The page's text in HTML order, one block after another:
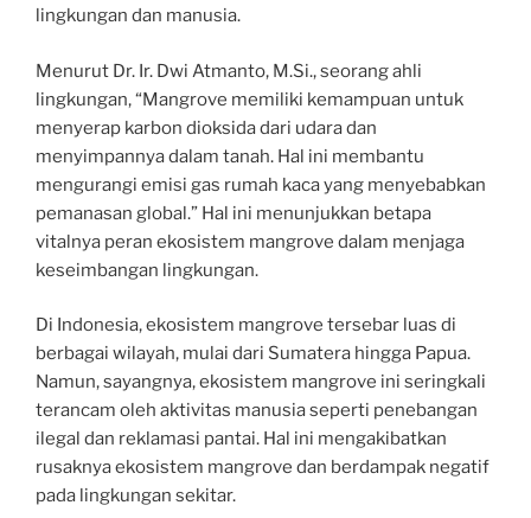
lingkungan dan manusia.
Menurut Dr. Ir. Dwi Atmanto, M.Si., seorang ahli
lingkungan, “Mangrove memiliki kemampuan untuk
menyerap karbon dioksida dari udara dan
menyimpannya dalam tanah. Hal ini membantu
mengurangi emisi gas rumah kaca yang menyebabkan
pemanasan global.” Hal ini menunjukkan betapa
vitalnya peran ekosistem mangrove dalam menjaga
keseimbangan lingkungan.
Di Indonesia, ekosistem mangrove tersebar luas di
berbagai wilayah, mulai dari Sumatera hingga Papua.
Namun, sayangnya, ekosistem mangrove ini seringkali
terancam oleh aktivitas manusia seperti penebangan
ilegal dan reklamasi pantai. Hal ini mengakibatkan
rusaknya ekosistem mangrove dan berdampak negatif
pada lingkungan sekitar.